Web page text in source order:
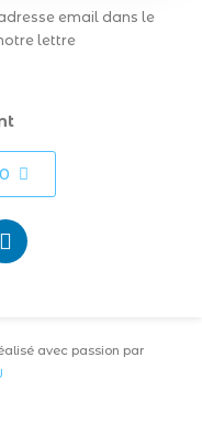
email dans le
lettre
avec passion par